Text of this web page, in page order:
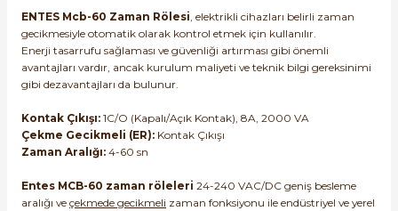
ENTES Mcb-60 Zaman Rölesi, elektrikli cihazları belirli zaman
gecikmesiyle otomatik olarak kontrol etmek için kullanılır.
Enerji tasarrufu sağlaması ve güvenliği artırması gibi önemli
avantajları vardır, ancak kurulum maliyeti ve teknik bilgi gereksinimi
gibi dezavantajları da bulunur.
Kontak Çıkışı: 1C/O (Kapalı/Açık Kontak), 8A, 2000 VA
Çekme Gecikmeli (ER): Kontak Çıkışı
Zaman Aralığı: 4-60 sn
Entes MCB-60 zaman röleleri 24-240 VAC/DC geniş besleme
aralığı ve çekmede gecikmeli zaman fonksiyonu ile endüstriyel ve yerel